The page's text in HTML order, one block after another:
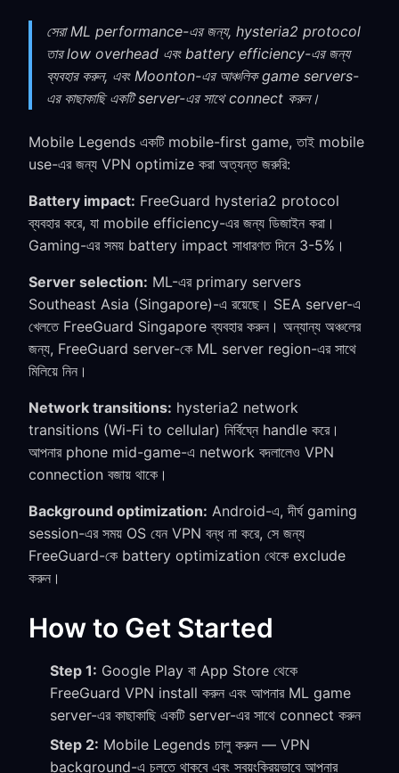
সেরা ML performance-এর জন্য, hysteria2 protocol
তার low overhead এবং battery efficiency-এর জন্য
ব্যবহার করুন, এবং Moonton-এর আঞ্চলিক game servers-
এর কাছাকাছি একটি server-এর সাথে connect করুন।
Mobile Legends একটি mobile-first game, তাই mobile
use-এর জন্য VPN optimize করা অত্যন্ত জরুরি:
Battery impact: FreeGuard hysteria2 protocol
ব্যবহার করে, যা mobile efficiency-এর জন্য ডিজাইন করা।
Gaming-এর সময় battery impact সাধারণত দিনে 3-5%।
Server selection: ML-এর primary servers
Southeast Asia (Singapore)-এ রয়েছে। SEA server-এ
খেলতে FreeGuard Singapore ব্যবহার করুন। অন্যান্য অঞ্চলের
জন্য, FreeGuard server-কে ML server region-এর সাথে
মিলিয়ে নিন।
Network transitions: hysteria2 network
transitions (Wi-Fi to cellular) নির্বিঘ্নে handle করে।
আপনার phone mid-game-এ network বদলালেও VPN
connection বজায় থাকে।
Background optimization: Android-এ, দীর্ঘ gaming
session-এর সময় OS যেন VPN বন্ধ না করে, সে জন্য
FreeGuard-কে battery optimization থেকে exclude
করুন।
How to Get Started
Step 1: Google Play বা App Store থেকে
FreeGuard VPN install করুন এবং আপনার ML game
server-এর কাছাকাছি একটি server-এর সাথে connect করুন
Step 2: Mobile Legends চালু করুন — VPN
background-এ চলতে থাকবে এবং স্বয়ংক্রিয়ভাবে আপনার